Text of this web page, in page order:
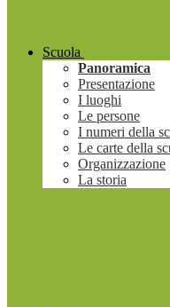
Scuola
Panoramica
Presentazione
I luoghi
Le persone
I numeri della
Le carte della
Organizzazione
La storia